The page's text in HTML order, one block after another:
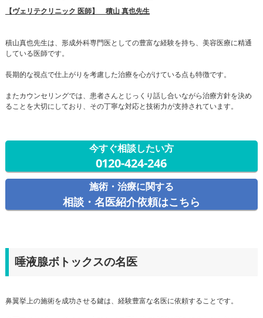
【ヴェリテクリニック 医師】 積山 真也先生
積山真也先生は、形成外科専門医としての豊富な経験を持ち、美容医療に精通
している医師です。
長期的な視点で仕上がりを考慮した治療を心がけている点も特徴です。
またカウンセリングでは、患者さんとじっくり話し合いながら治療方針を決め
ることを大切にしており、その丁寧な対応と技術力が支持されています。
今すぐ相談したい方
0120-424-246
施術・治療に関する
相談・名医紹介依頼はこちら
唾液腺ボトックスの名医
鼻翼挙上の施術を成功させる鍵は、経験豊富な名医に依頼することです。